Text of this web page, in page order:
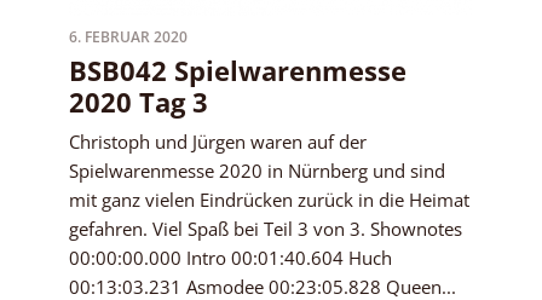
6. FEBRUAR 2020
BSB042 Spielwarenmesse
2020 Tag 3
Christoph und Jürgen waren auf der
Spielwarenmesse 2020 in Nürnberg und sind
mit ganz vielen Eindrücken zurück in die Heimat
gefahren. Viel Spaß bei Teil 3 von 3. Shownotes
00:00:00.000 Intro 00:01:40.604 Huch
00:13:03.231 Asmodee 00:23:05.828 Queen...